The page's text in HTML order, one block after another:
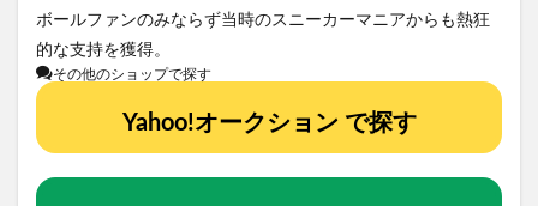
ボールファンのみならず当時のスニーカーマニアからも熱狂
的な支持を獲得。
その他のショップで探す
Yahoo!オークション で探す